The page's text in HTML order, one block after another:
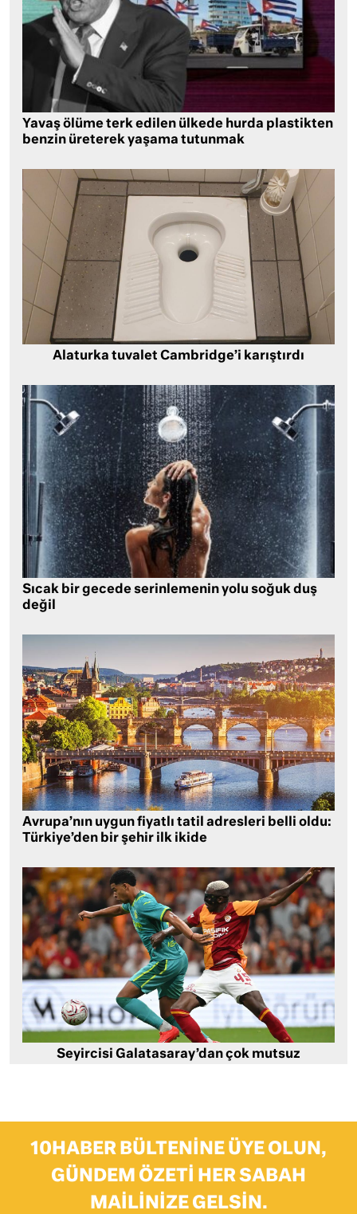
Yavaş ölüme terk edilen ülkede hurda plastikten
benzin üreterek yaşama tutunmak
Alaturka tuvalet Cambridge’i karıştırdı
Sıcak bir gecede serinlemenin yolu soğuk duş
değil
Avrupa’nın uygun fiyatlı tatil adresleri belli oldu:
Türkiye’den bir şehir ilk ikide
Seyircisi Galatasaray’dan çok mutsuz
10HABER BÜLTENINE ÜYE OLUN,
GÜNDEM ÖZETI HER SABAH
MAILINIZE GELSIN.